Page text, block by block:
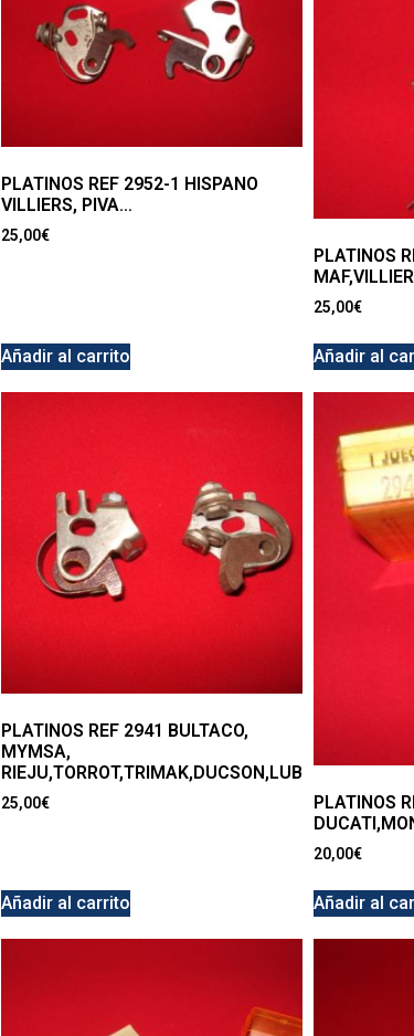
PLATINOS REF 2952-1 HISPANO
VILLIERS, PIVA…
25,00€
Añadir al carrito
PLATINOS
25,00€
Añadir al
PLATINOS REF 2941 BULTACO,
MYMSA,
RIEJU,TORROT,TRIMAK,DUCSON,LUB
25,00€
Añadir al carrito
PLATINOS
20,00€
Añadir al